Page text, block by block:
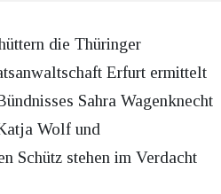
die Thüringer
Erfurt ermittelt
Sahra Wagenknecht
Wolf und
Schütz stehen im Verdacht